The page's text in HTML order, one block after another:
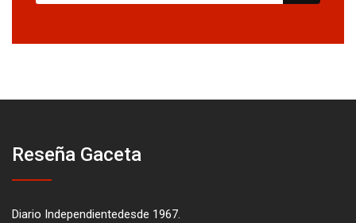
Reseña Gaceta
Diario Independientedesde 1967.